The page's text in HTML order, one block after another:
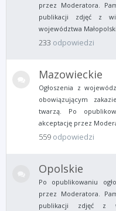
przez Moderatora.
publikacji zdjęć z
województwa
233 odpowiedzi
Mazowieckie
Ogłoszenia z
obowiązującym
twarzą. Po
akceptację przez
559 odpowiedzi
Opolskie
Po opublikowaniu
przez Moderatora.
publikacji zdjęć z